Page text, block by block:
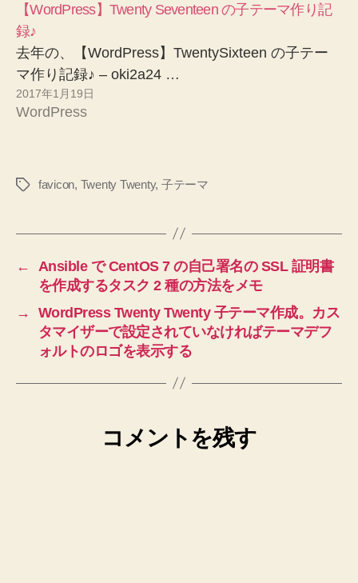
【WordPress】Twenty Seventeen の子テーマ作り記
録♪
去年の、【WordPress】TwentySixteen の子テー
マ作り記録♪ – oki2a24 …
2017年1月19日
WordPress
タ
favicon, Twenty Twenty, 子テーマ
←
Ansible で CentOS 7 の自己署名の SSL 証明書
を作成するタスク 2 種の方法をメモ
→
WordPress Twenty Twenty 子テーマ作成。カス
タマイザーで設定されていなければテーマデフ
ォルトのロゴを表示する
コメントを残す